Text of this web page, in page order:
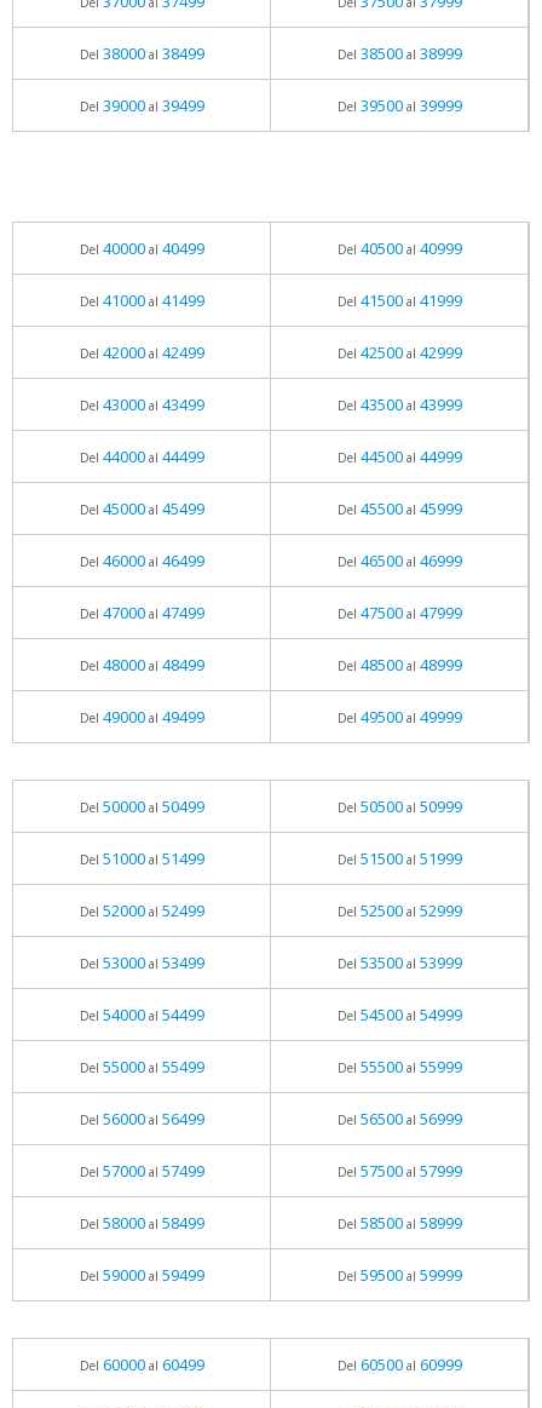
Del 38000al 38499 Del 38500al 38999
Del 39000al 39499 Del 39500al 39999
Del 40000al 40499 Del 40500al 40999
Del 41000al 41499 Del 41500al 41999
Del 42000al 42499 Del 42500al 42999
Del 43000al 43499 Del 43500al 43999
Del 44000al 44499 Del 44500al 44999
Del 45000al 45499 Del 45500al 45999
Del 46000al 46499 Del 46500al 46999
Del 47000al 47499 Del 47500al 47999
Del 48000al 48499 Del 48500al 48999
Del 49000al 49499 Del 49500al 49999
Del 50000al 50499 Del 50500al 50999
Del 51000al 51499 Del 51500al 51999
Del 52000al 52499 Del 52500al 52999
Del 53000al 53499 Del 53500al 53999
Del 54000al 54499 Del 54500al 54999
Del 55000al 55499 Del 55500al 55999
Del 56000al 56499 Del 56500al 56999
Del 57000al 57499 Del 57500al 57999
Del 58000al 58499 Del 58500al 58999
Del 59000al 59499 Del 59500al 59999
Del 60000al 60499 Del 60500al 60999